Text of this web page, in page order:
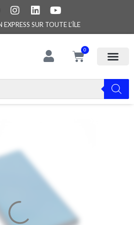
SUR TOUTE L’ÎLE
0